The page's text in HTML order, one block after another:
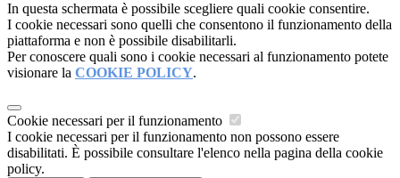
In questa schermata è possibile scegliere quali cookie consentire.
I cookie necessari sono quelli che consentono il funzionamento della
piattaforma e non è possibile disabilitarli.
Per conoscere quali sono i cookie necessari al funzionamento potete
visionare la COOKIE POLICY.
Cookie necessari per il funzionamento
I cookie necessari per il funzionamento non possono essere
disabilitati. È possibile consultare l'elenco nella pagina della cookie
policy.